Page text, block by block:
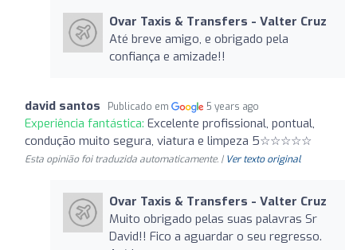
Ovar Taxis & Transfers - Valter Cruz
Até breve amigo, e obrigado pela
confiança e amizade!!
david santos Publicado em 5 years ago
Experiência fantástica: Excelente profissional, pontual,
condução muito segura, viatura e limpeza 5☆☆☆☆☆
Esta opinião foi traduzida automaticamente. | Ver texto original
Ovar Taxis & Transfers - Valter Cruz
Muito obrigado pelas suas palavras Sr
David!! Fico a aguardar o seu regresso.